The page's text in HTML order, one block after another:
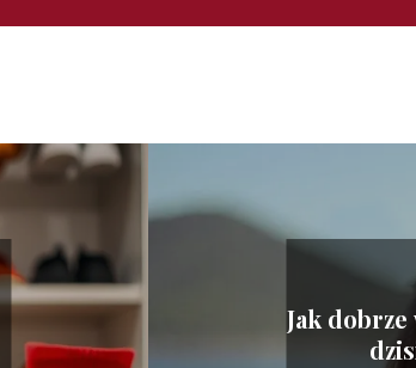
Jak